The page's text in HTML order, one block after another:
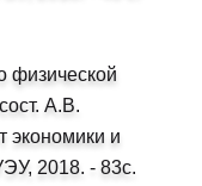
физической
А.В.
экономики и
2018. - 83с.